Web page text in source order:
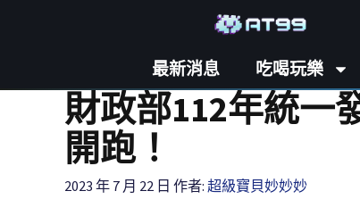
最新消息 吃喝玩樂
財政部112年統一
開跑！
2023 年 7 月 22 日 作者: 超級寶貝妙妙妙